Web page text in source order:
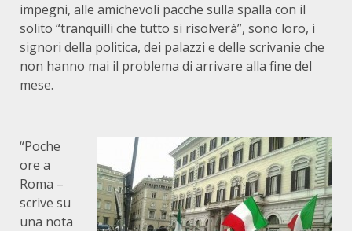
impegni, alle amichevoli pacche sulla spalla con il
solito “tranquilli che tutto si risolverà”, sono loro, i
signori della politica, dei palazzi e delle scrivanie che
non hanno mai il problema di arrivare alla fine del
mese.
“Poche
ore a
Roma –
scrive su
una nota